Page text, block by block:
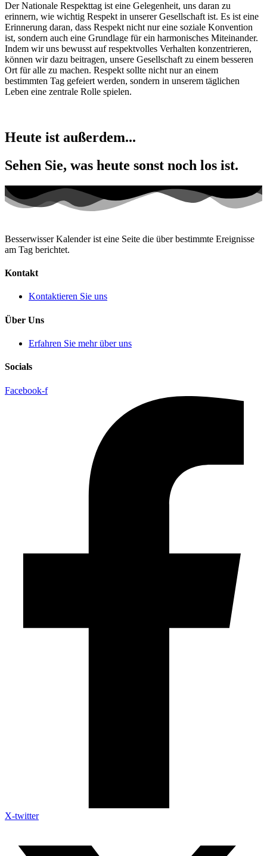
Der Nationale Respekttag ist eine Gelegenheit, uns daran zu
erinnern, wie wichtig Respekt in unserer Gesellschaft ist. Es ist eine
Erinnerung daran, dass Respekt nicht nur eine soziale Konvention
ist, sondern auch eine Grundlage für ein harmonisches Miteinander.
Indem wir uns bewusst auf respektvolles Verhalten konzentrieren,
können wir dazu beitragen, unsere Gesellschaft zu einem besseren
Ort für alle zu machen. Respekt sollte nicht nur an einem
bestimmten Tag gefeiert werden, sondern in unserem täglichen
Leben eine zentrale Rolle spielen.
Heute ist außerdem...
Sehen Sie, was heute sonst noch los ist.
Besserwisser Kalender ist eine Seite die über bestimmte Ereignisse
am Tag berichtet.
Kontakt
Kontaktieren Sie uns
Über Uns
Erfahren Sie mehr über uns
Socials
Facebook-f
X-twitter